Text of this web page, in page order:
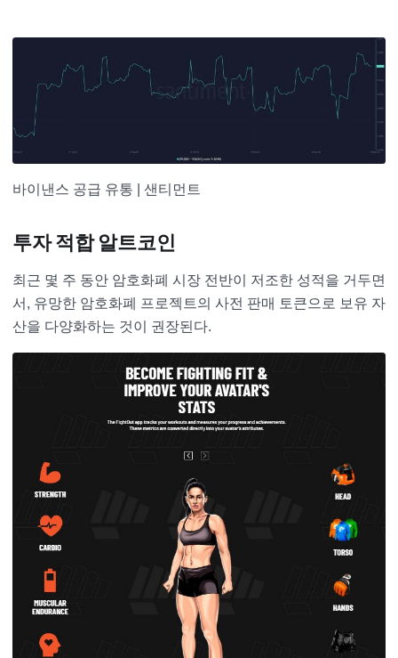
바이낸스 공급 유통 | 샌티먼트
투자 적합 알트코인
최근 몇 주 동안 암호화폐 시장 전반이 저조한 성적을 거두면
서, 유망한 암호화폐 프로젝트의 사전 판매 토큰으로 보유 자
산을 다양화하는 것이 권장된다.